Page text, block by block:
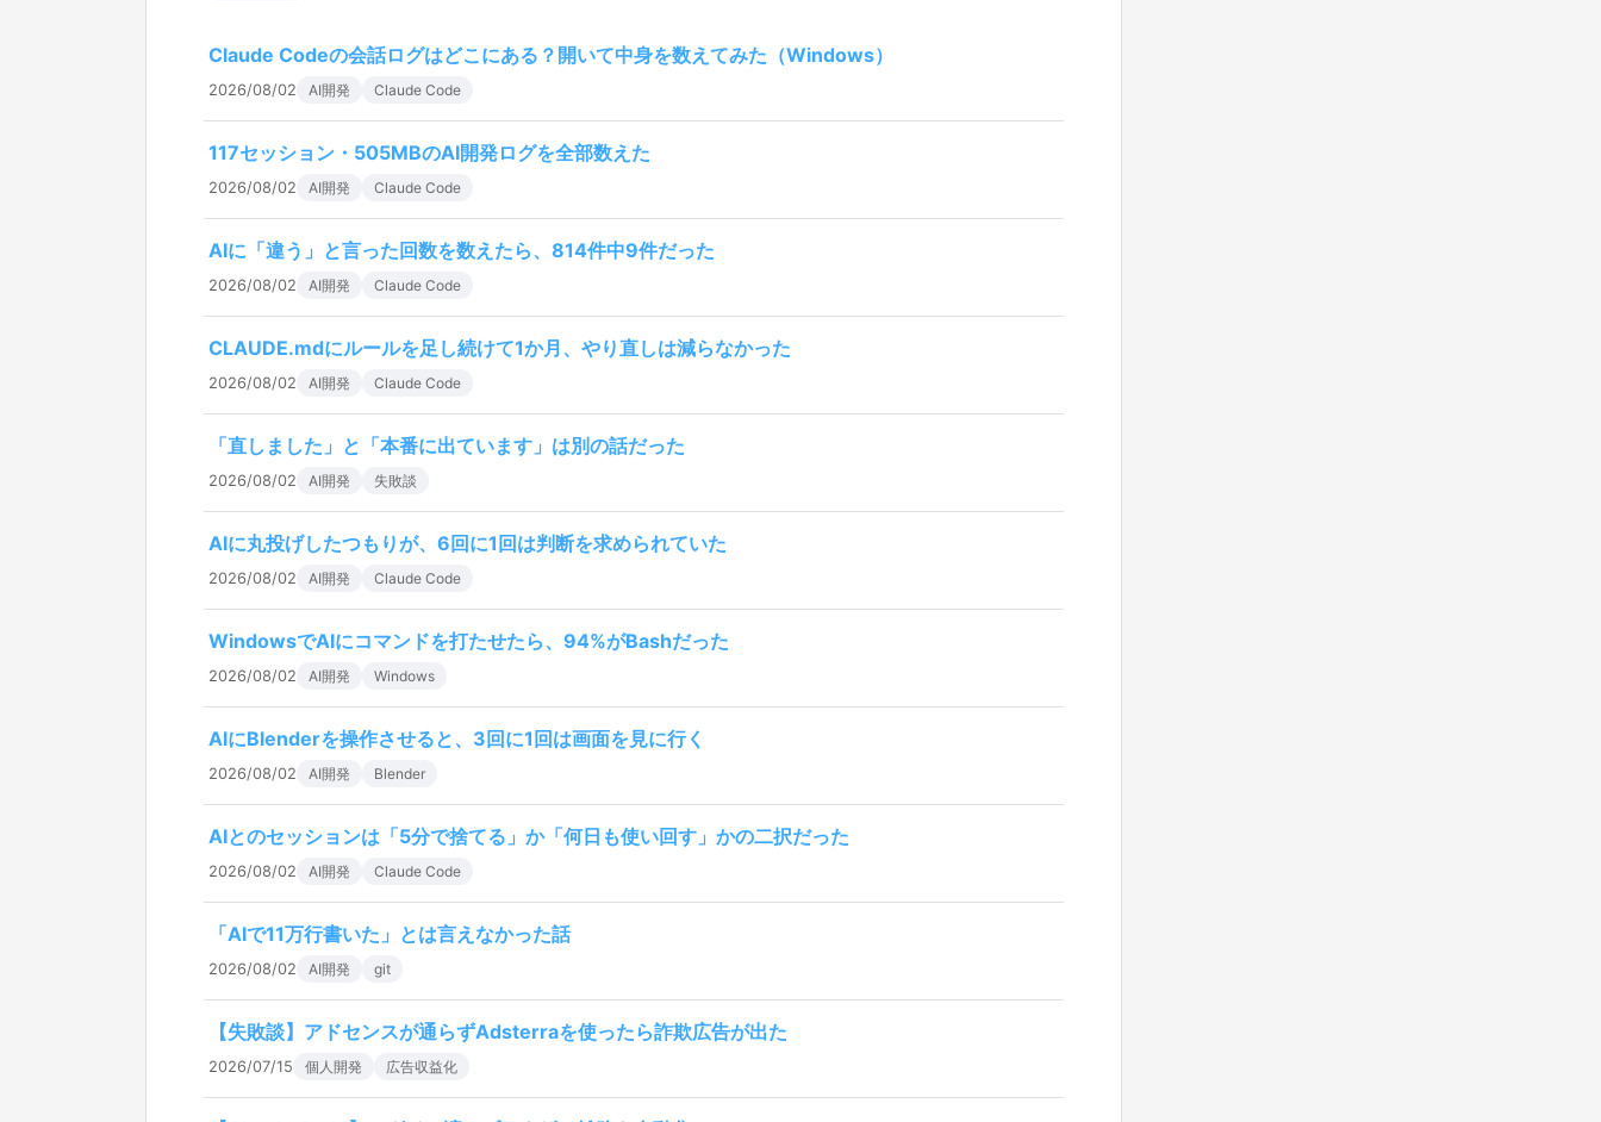
Claude Codeの会話ログはどこにある？開いて中身を数えてみた（Windows）
2026/08/02 AI開発 Claude Code
117セッション・505MBのAI開発ログを全部数えた
2026/08/02 AI開発 Claude Code
AIに「違う」と言った回数を数えたら、814件中9件だった
2026/08/02 AI開発 Claude Code
CLAUDE.mdにルールを足し続けて1か月、やり直しは減らなかった
2026/08/02 AI開発 Claude Code
「直しました」と「本番に出ています」は別の話だった
2026/08/02 AI開発 失敗談
AIに丸投げしたつもりが、6回に1回は判断を求められていた
2026/08/02 AI開発 Claude Code
WindowsでAIにコマンドを打たせたら、94%がBashだった
2026/08/02 AI開発 Windows
AIにBlenderを操作させると、3回に1回は画面を見に行く
2026/08/02 AI開発 Blender
AIとのセッションは「5分で捨てる」か「何日も使い回す」かの二択だった
2026/08/02 AI開発 Claude Code
「AIで11万行書いた」とは言えなかった話
2026/08/02 AI開発 git
【失敗談】アドセンスが通らずAdsterraを使ったら詐欺広告が出た
2026/07/15 個人開発 広告収益化